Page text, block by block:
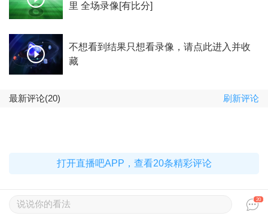
里 全场录像[有比分]
不想看到结果只想看录像，请点此进入并收
藏
最新评论(20) 刷新评论
打开直播吧APP，查看20条精彩评论
说说你的看法 20